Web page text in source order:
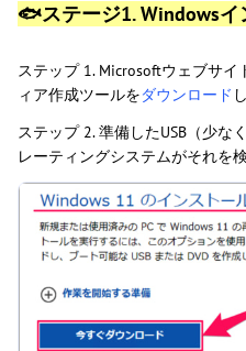
🐟ステージ1. Windowsイ
ステップ 1. Microsoftウェブサ
ィア作成ツールをダウンロード
ステップ 2. 準備したUSB（少な
レーティングシステムがそれを